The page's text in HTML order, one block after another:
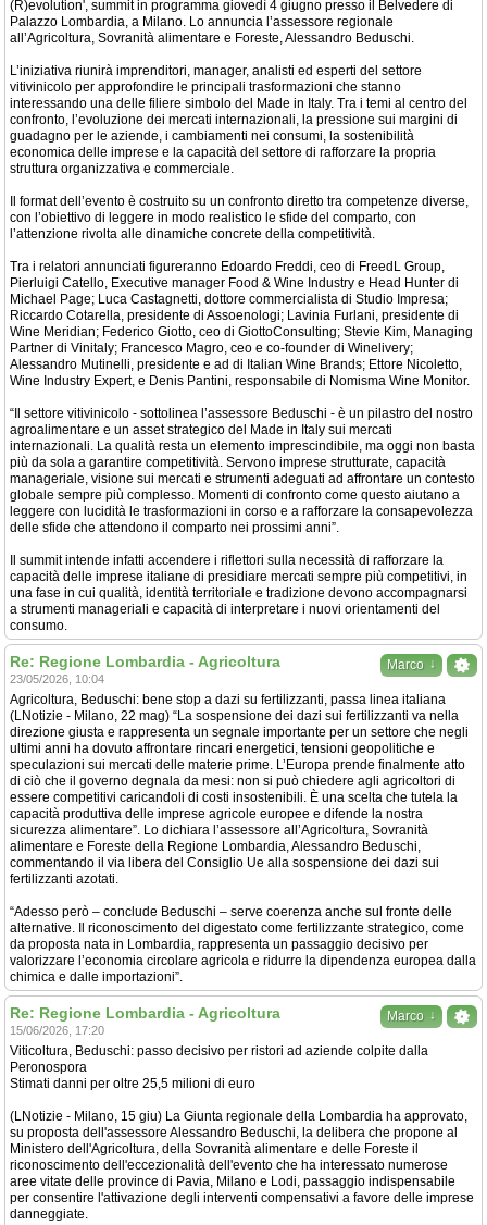
(R)evolution', summit in programma giovedì 4 giugno presso il Belvedere di
Palazzo Lombardia, a Milano. Lo annuncia l’assessore regionale
all’Agricoltura, Sovranità alimentare e Foreste, Alessandro Beduschi.
L’iniziativa riunirà imprenditori, manager, analisti ed esperti del settore
vitivinicolo per approfondire le principali trasformazioni che stanno
interessando una delle filiere simbolo del Made in Italy. Tra i temi al centro del
confronto, l’evoluzione dei mercati internazionali, la pressione sui margini di
guadagno per le aziende, i cambiamenti nei consumi, la sostenibilità
economica delle imprese e la capacità del settore di rafforzare la propria
struttura organizzativa e commerciale.
Il format dell’evento è costruito su un confronto diretto tra competenze diverse,
con l’obiettivo di leggere in modo realistico le sfide del comparto, con
l’attenzione rivolta alle dinamiche concrete della competitività.
Tra i relatori annunciati figureranno Edoardo Freddi, ceo di FreedL Group,
Pierluigi Catello, Executive manager Food & Wine Industry e Head Hunter di
Michael Page; Luca Castagnetti, dottore commercialista di Studio Impresa;
Riccardo Cotarella, presidente di Assoenologi; Lavinia Furlani, presidente di
Wine Meridian; Federico Giotto, ceo di GiottoConsulting; Stevie Kim, Managing
Partner di Vinitaly; Francesco Magro, ceo e co-founder di Winelivery;
Alessandro Mutinelli, presidente e ad di Italian Wine Brands; Ettore Nicoletto,
Wine Industry Expert, e Denis Pantini, responsabile di Nomisma Wine Monitor.
“Il settore vitivinicolo - sottolinea l’assessore Beduschi - è un pilastro del nostro
agroalimentare e un asset strategico del Made in Italy sui mercati
internazionali. La qualità resta un elemento imprescindibile, ma oggi non basta
più da sola a garantire competitività. Servono imprese strutturate, capacità
manageriale, visione sui mercati e strumenti adeguati ad affrontare un contesto
globale sempre più complesso. Momenti di confronto come questo aiutano a
leggere con lucidità le trasformazioni in corso e a rafforzare la consapevolezza
delle sfide che attendono il comparto nei prossimi anni”.
Il summit intende infatti accendere i riflettori sulla necessità di rafforzare la
capacità delle imprese italiane di presidiare mercati sempre più competitivi, in
una fase in cui qualità, identità territoriale e tradizione devono accompagnarsi
a strumenti manageriali e capacità di interpretare i nuovi orientamenti del
consumo.
Marco ↓
Re: Regione Lombardia - Agricoltura
23/05/2026, 10:04
Agricoltura, Beduschi: bene stop a dazi su fertilizzanti, passa linea italiana
(LNotizie - Milano, 22 mag) “La sospensione dei dazi sui fertilizzanti va nella
direzione giusta e rappresenta un segnale importante per un settore che negli
ultimi anni ha dovuto affrontare rincari energetici, tensioni geopolitiche e
speculazioni sui mercati delle materie prime. L’Europa prende finalmente atto
di ciò che il governo degnala da mesi: non si può chiedere agli agricoltori di
essere competitivi caricandoli di costi insostenibili. È una scelta che tutela la
capacità produttiva delle imprese agricole europee e difende la nostra
sicurezza alimentare”. Lo dichiara l’assessore all’Agricoltura, Sovranità
alimentare e Foreste della Regione Lombardia, Alessandro Beduschi,
commentando il via libera del Consiglio Ue alla sospensione dei dazi sui
fertilizzanti azotati.
“Adesso però – conclude Beduschi – serve coerenza anche sul fronte delle
alternative. Il riconoscimento del digestato come fertilizzante strategico, come
da proposta nata in Lombardia, rappresenta un passaggio decisivo per
valorizzare l’economia circolare agricola e ridurre la dipendenza europea dalla
chimica e dalle importazioni”.
Marco ↓
Re: Regione Lombardia - Agricoltura
15/06/2026, 17:20
Viticoltura, Beduschi: passo decisivo per ristori ad aziende colpite dalla
Peronospora
Stimati danni per oltre 25,5 milioni di euro
(LNotizie - Milano, 15 giu) La Giunta regionale della Lombardia ha approvato,
su proposta dell'assessore Alessandro Beduschi, la delibera che propone al
Ministero dell'Agricoltura, della Sovranità alimentare e delle Foreste il
riconoscimento dell'eccezionalità dell'evento che ha interessato numerose
aree vitate delle province di Pavia, Milano e Lodi, passaggio indispensabile
per consentire l'attivazione degli interventi compensativi a favore delle imprese
danneggiate.